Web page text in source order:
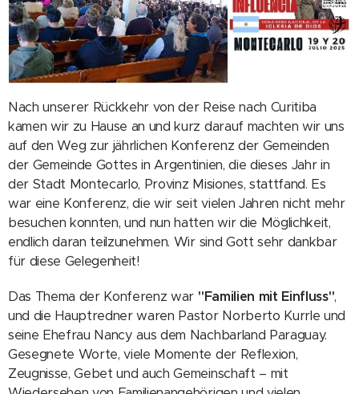
Nach unserer Rückkehr von der Reise nach Curitiba
kamen wir zu Hause an und kurz darauf machten wir uns
auf den Weg zur jährlichen Konferenz der Gemeinden
der Gemeinde Gottes in Argentinien, die dieses Jahr in
der Stadt Montecarlo, Provinz Misiones, stattfand. Es
war eine Konferenz, die wir seit vielen Jahren nicht mehr
besuchen konnten, und nun hatten wir die Möglichkeit,
endlich daran teilzunehmen. Wir sind Gott sehr dankbar
für diese Gelegenheit!
Das Thema der Konferenz war "Familien mit Einfluss",
und die Hauptredner waren Pastor Norberto Kurrle und
seine Ehefrau Nancy aus dem Nachbarland Paraguay.
Gesegnete Worte, viele Momente der Reflexion,
Zeugnisse, Gebet und auch Gemeinschaft – mit